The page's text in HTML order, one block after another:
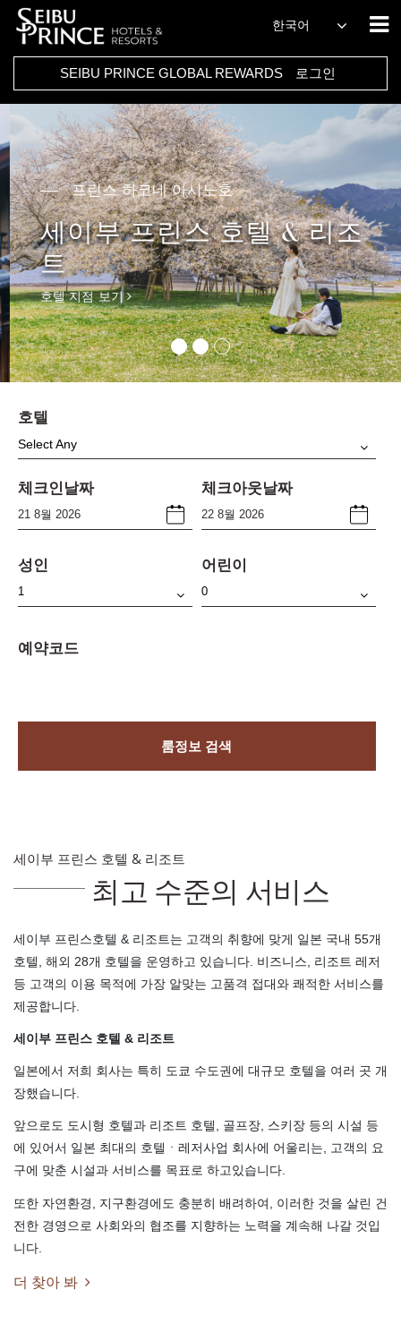
한국어
SEIBU PRINCE GLOBAL REWARDS 로그인
프린스 하코네 아시노호
세이부 프린스 호텔 & 리조
트
호텔 지점 보기
호텔
Select Any
체크인날짜 체크아웃날짜
성인 어린이
예약코드
룸정보 검색
세이부 프린스 호텔 & 리조트
최고 수준의 서비스
세이부 프린스호텔 & 리조트는 고객의 취향에 맞게 일본 국내 55개
호텔, 해외 28개 호텔을 운영하고 있습니다. 비즈니스, 리조트 레저
등 고객의 이용 목적에 가장 알맞는 고품격 접대와 쾌적한 서비스를
제공합니다.
세이부 프린스 호텔 & 리조트
일본에서 저희 회사는 특히 도쿄 수도권에 대규모 호텔을 여러 곳 개
장했습니다.
앞으로도 도시형 호텔과 리조트 호텔, 골프장, 스키장 등의 시설 등
에 있어서 일본 최대의 호텔ㆍ레저사업 회사에 어울리는, 고객의 요
구에 맞춘 시설과 서비스를 목표로 하고있습니다.
또한 자연환경, 지구환경에도 충분히 배려하여, 이러한 것을 살린 건
전한 경영으로 사회와의 협조를 지향하는 노력을 계속해 나갈 것입
니다.
더 찾아 봐